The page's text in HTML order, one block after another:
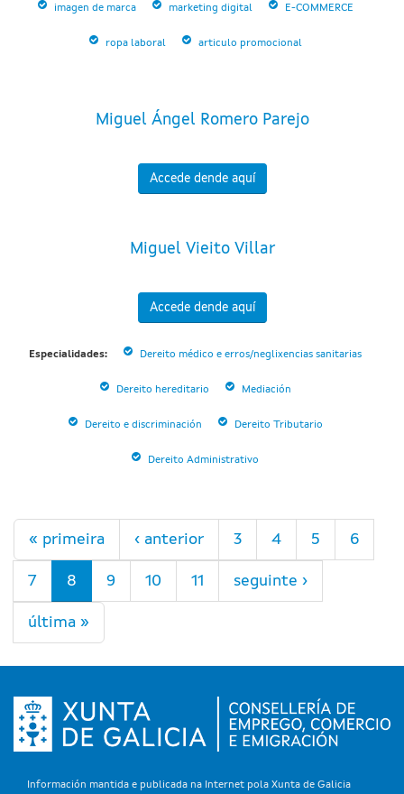
imagen de marca marketing digital E-COMMERCE
ropa laboral articulo promocional
Miguel Ángel Romero Parejo
Accede dende aquí
Miguel Vieito Villar
Accede dende aquí
Especialidades: Dereito médico e erros/neglixencias sanitarias
Dereito hereditario Mediación
Dereito e discriminación Dereito Tributario
Dereito Administrativo
Páxinas
« primeira ‹ anterior 3 4 5 6
7 8 9 10 11 seguinte ›
última »
Información mantida e publicada na Internet pola Xunta de Galicia